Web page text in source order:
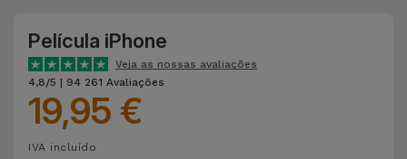
OnePlus
Google
Dyson
Consolas
Recondicionadas
Ver
tudo
Auriculares
e Colunas
Smartwatches
e Braceletes
Película iPhone
Veja as nossas avaliações
4,8/5 | 94 261 Avaliações
19,95 €
IVA incluído